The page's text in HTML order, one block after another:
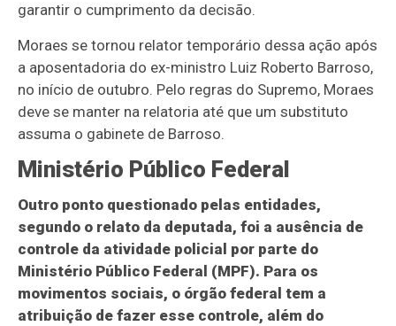
garantir o cumprimento da decisão.
Moraes se tornou relator temporário dessa ação após
a aposentadoria do ex-ministro Luiz Roberto Barroso,
no início de outubro. Pelo regras do Supremo, Moraes
deve se manter na relatoria até que um substituto
assuma o gabinete de Barroso.
Ministério Público Federal
Outro ponto questionado pelas entidades,
segundo o relato da deputada, foi a ausência de
controle da atividade policial por parte do
Ministério Público Federal (MPF). Para os
movimentos sociais, o órgão federal tem a
atribuição de fazer esse controle, além do